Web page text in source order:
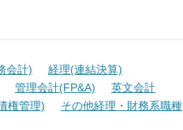
会計)
経理(連結決算)
管理会計(FP&A)
英文会計
権管理) その他経理・財務系職種